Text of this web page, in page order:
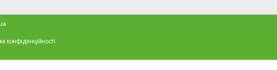
конфіденційності